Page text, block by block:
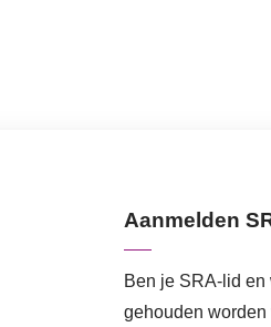
Aanmelden
Ben je SRA-lid
gehouden worden